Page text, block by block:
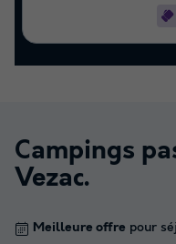
Campings
Vezac.
Meilleure offre pour